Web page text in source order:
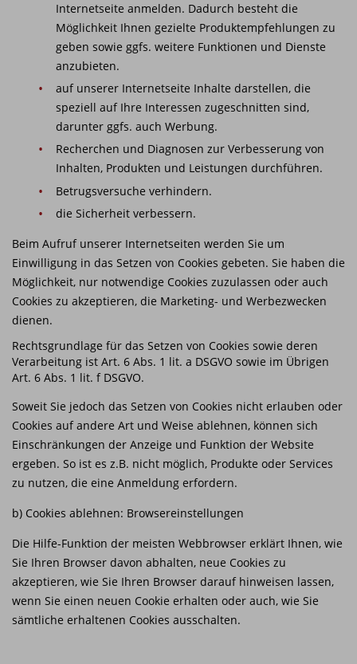
Internetseite anmelden. Dadurch besteht die
Möglichkeit Ihnen gezielte Produktempfehlungen zu
geben sowie ggfs. weitere Funktionen und Dienste
anzubieten.
auf unserer Internetseite Inhalte darstellen, die
speziell auf Ihre Interessen zugeschnitten sind,
darunter ggfs. auch Werbung.
Recherchen und Diagnosen zur Verbesserung von
Inhalten, Produkten und Leistungen durchführen.
Betrugsversuche verhindern.
die Sicherheit verbessern.
Beim Aufruf unserer Internetseiten werden Sie um
Einwilligung in das Setzen von Cookies gebeten. Sie haben die
Möglichkeit, nur notwendige Cookies zuzulassen oder auch
Cookies zu akzeptieren, die Marketing- und Werbezwecken
dienen.
Rechtsgrundlage für das Setzen von Cookies sowie deren
Verarbeitung ist Art. 6 Abs. 1 lit. a DSGVO sowie im Übrigen
Art. 6 Abs. 1 lit. f DSGVO.
Soweit Sie jedoch das Setzen von Cookies nicht erlauben oder
Cookies auf andere Art und Weise ablehnen, können sich
Einschränkungen der Anzeige und Funktion der Website
ergeben. So ist es z.B. nicht möglich, Produkte oder Services
zu nutzen, die eine Anmeldung erfordern.
b) Cookies ablehnen: Browsereinstellungen
Die Hilfe-Funktion der meisten Webbrowser erklärt Ihnen, wie
Sie Ihren Browser davon abhalten, neue Cookies zu
akzeptieren, wie Sie Ihren Browser darauf hinweisen lassen,
wenn Sie einen neuen Cookie erhalten oder auch, wie Sie
sämtliche erhaltenen Cookies ausschalten.